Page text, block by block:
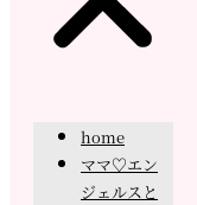
home
ママ♡エン
ジェルスと